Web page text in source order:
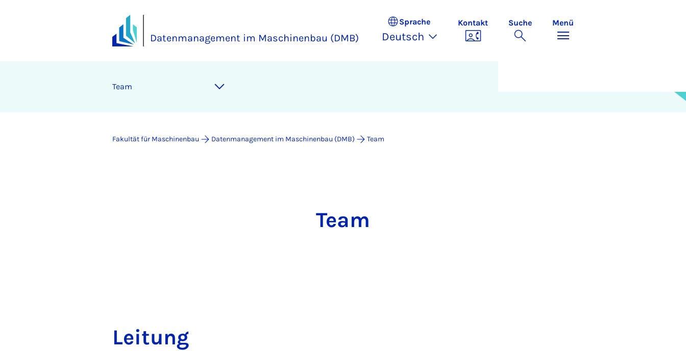
Datenmanagement im Maschinenbau (DMB)
Sprache
Deutsch
Kontakt Suche Menü
Team
Fakultät für Maschinenbau Datenmanagement im Maschinenbau (DMB) Team
Team
Lei­tung